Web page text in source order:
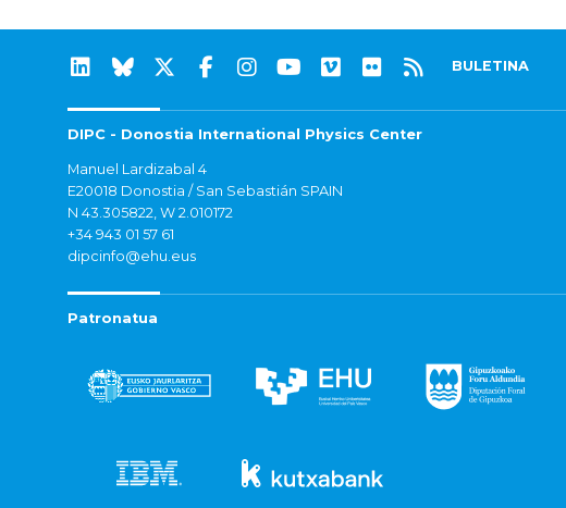
BULETINA
DIPC - Donostia International Physics Center
Manuel Lardizabal 4
E20018 Donostia / San Sebastián SPAIN
N 43.305822, W 2.010172
+34 943 01 57 61
dipcinfo@ehu.eus
Patronatua